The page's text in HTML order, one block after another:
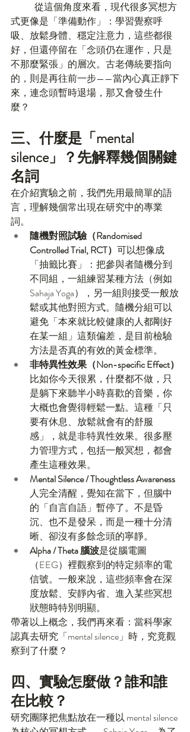
式更像是「準備動作」：學習覺察呼
吸、放鬆身體、穩定注意力，這些都很
好，但還停留在「念頭仍在運作，只是
不那麼緊張」的層次。古老傳統要指向
的，則是再往前一步——當內心真正靜下
來，連念頭暫時退場，那又會發生什
麼？
三、什麼是「mental
silence」？先解釋幾個關鍵
名詞
在介紹實驗之前，我們先用最簡單的語
言，理解幾個常出現在研究中的專業
詞。
隨機對照試驗（Randomised
Controlled Trial, RCT） 可以想像成
「抽籤比賽」：把參與者隨機分到
不同組，一組練習某種方法（例如
Sahaja Yoga），另一組則接受一般放
鬆或其他對照方式。隨機分組可以
避免「本來就比較健康的人都剛好
在某一組」這類偏差，是目前檢驗
方法是否真的有效的黃金標準。
非特異性效果（Non-specific Effect）
比如你今天很累，什麼都不做，只
是躺下來聽半小時喜歡的音樂，你
大概也會覺得輕鬆一點。這種「只
要有休息、放鬆就會有的舒服
感」，就是非特異性效果。很多壓
力管理方式，包括一般冥想，都會
產生這種效果。
Mental Silence / Thoughtless Awareness
人完全清醒，覺知在當下，但腦中
的「自言自語」暫停了。不是昏
沉、也不是發呆，而是一種十分清
晰、卻沒有多餘念頭的寧靜。
Alpha / Theta 腦波是從腦電圖
（EEG）裡觀察到的特定頻率的電
信號。一般來說，這些頻率會在深
度放鬆、安靜內省、進入某些冥想
狀態時特別明顯。
帶著以上概念，我們再來看：當科學家
認真去研究「mental silence」時，究竟觀
察到了什麼？
四、實驗怎麼做？誰和誰
在比較？
研究團隊把焦點放在一種以 mental silence